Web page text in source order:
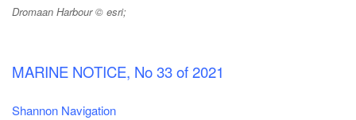
Dromaan Harbour © esri;
MARINE NOTICE, No 33 of 2021
Shannon Navigation